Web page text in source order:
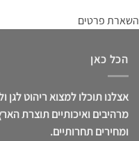
השארת פרטים
הכל כאן
אצלנו תוכלו למצוא ריהוט לגן
מרהיבים ואיכותיים תוצרת
ומחירים תחרותיים.